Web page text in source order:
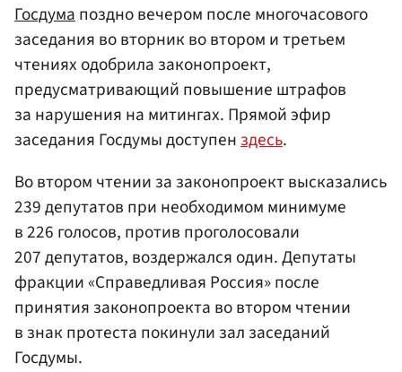
Госдумапоздно вечером после многочасового
заседания во вторник во втором и третьем
чтениях одобрила законопроект,
предусматривающий повышение штрафов
за нарушения на митингах. Прямой эфир
заседания Госдумы доступенздесь.
Во втором чтении за законопроект высказались
239 депутатов при необходимом минимуме
в 226 голосов, против проголосовали
207 депутатов, воздержался один. Депутаты
фракции «Справедливая Россия» после
принятия законопроекта во втором чтении
в знак протеста покинули зал заседаний
Госдумы.